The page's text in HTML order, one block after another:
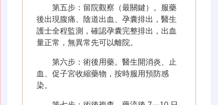
第五步：留院觀察（最關鍵）。服藥
後出現腹痛、陰道出血、孕囊排出，醫生
護士全程監測，確認孕囊完整排出，出血
量正常，無異常先可以離院。
第六步：術後用藥。醫生開消炎、止
血、促子宮收縮藥物，按時服用預防感
染。